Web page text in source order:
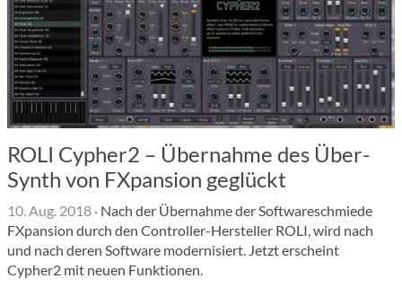
ROLI Cypher2 – Übernahme des Über-
Synth von FXpansion geglückt
10. Aug. 2018 · Nach der Übernahme der Softwareschmiede
FXpansion durch den Controller-Hersteller ROLI, wird nach
und nach deren Software modernisiert. Jetzt erscheint
Cypher2 mit neuen Funktionen.